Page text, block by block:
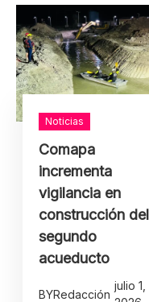
Noticias
Comapa
incrementa
vigilancia en
construcción del
segundo
acueducto
BYRedacción
julio 1,